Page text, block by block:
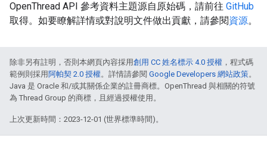
OpenThread API 參考資料主題源自原始碼，請前往 GitHub
取得。如要瞭解詳情或對說明文件做出貢獻，請參閱資源。
除非另有註明，否則本網頁內容採用創用 CC 姓名標示 4.0 授權 ，程式碼
範例則採用 阿帕契 2.0 授權。詳情請參閱 Google Developers 網站政策。
Java 是 Oracle 和/或其關係企業的註冊商標。OpenThread 與相關的符號
為 Thread Group 的商標，且經過授權使用。
上次更新時間：2023-12-01 (世界標準時間)。